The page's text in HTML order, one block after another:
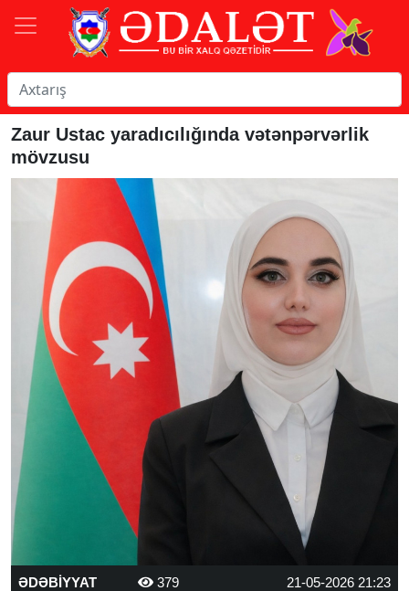
Zaur Ustac yaradıcılığında vətənpərvərlik
mövzusu
ƏDƏBİYYAT 379
21-05-2026 21:23